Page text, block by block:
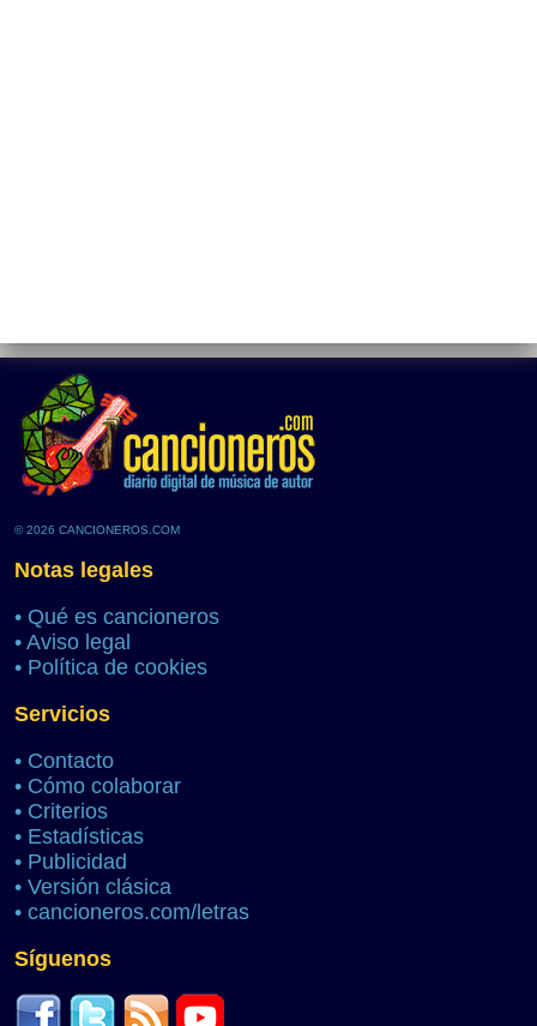
© 2026 CANCIONEROS.COM
Notas legales
• Qué es cancioneros
• Aviso legal
• Política de cookies
Servicios
• Contacto
• Cómo colaborar
• Criterios
• Estadísticas
• Publicidad
• Versión clásica
• cancioneros.com/letras
Síguenos